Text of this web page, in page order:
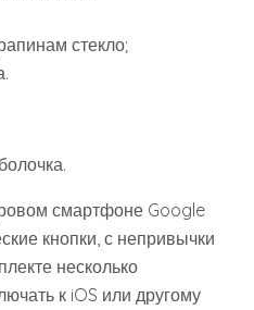
стекло;
смартфоне Google
кнопки, с непривычки
несколько
к iOS или другому